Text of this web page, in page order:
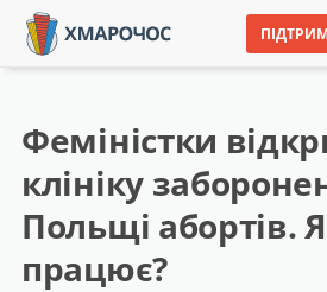
Феміністки
клініку
Польщі абортів.
працює?